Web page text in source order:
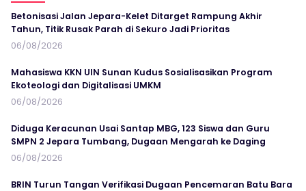
Betonisasi Jalan Jepara-Kelet Ditarget Rampung Akhir
Tahun, Titik Rusak Parah di Sekuro Jadi Prioritas
06/08/2026
Mahasiswa KKN UIN Sunan Kudus Sosialisasikan Program
Ekoteologi dan Digitalisasi UMKM
06/08/2026
Diduga Keracunan Usai Santap MBG, 123 Siswa dan Guru
SMPN 2 Jepara Tumbang, Dugaan Mengarah ke Daging
06/08/2026
BRIN Turun Tangan Verifikasi Dugaan Pencemaran Batu Bara